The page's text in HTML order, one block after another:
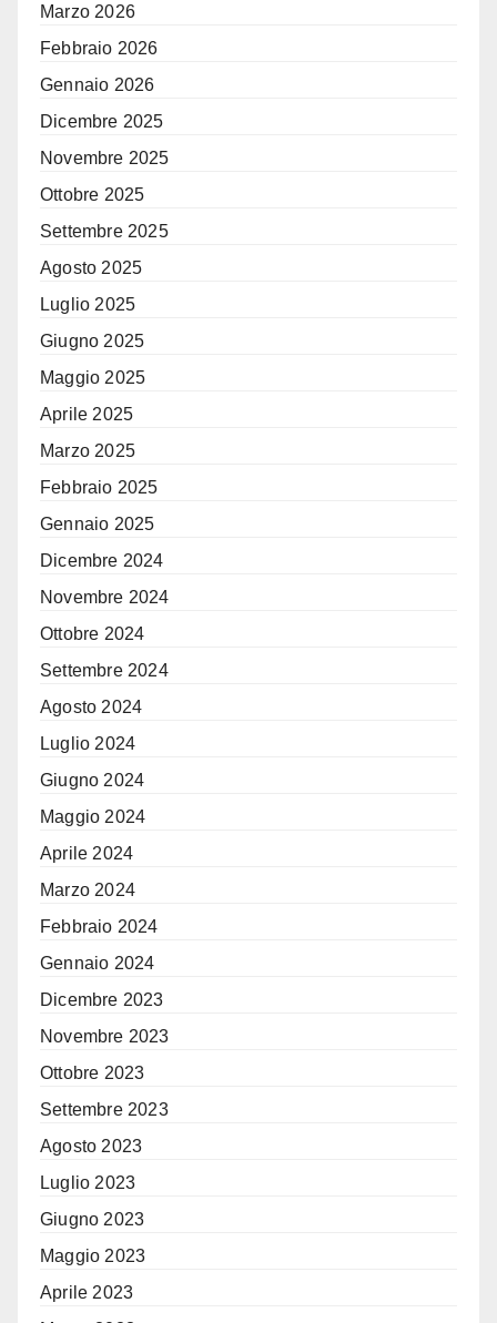
Marzo 2026
Febbraio 2026
Gennaio 2026
Dicembre 2025
Novembre 2025
Ottobre 2025
Settembre 2025
Agosto 2025
Luglio 2025
Giugno 2025
Maggio 2025
Aprile 2025
Marzo 2025
Febbraio 2025
Gennaio 2025
Dicembre 2024
Novembre 2024
Ottobre 2024
Settembre 2024
Agosto 2024
Luglio 2024
Giugno 2024
Maggio 2024
Aprile 2024
Marzo 2024
Febbraio 2024
Gennaio 2024
Dicembre 2023
Novembre 2023
Ottobre 2023
Settembre 2023
Agosto 2023
Luglio 2023
Giugno 2023
Maggio 2023
Aprile 2023